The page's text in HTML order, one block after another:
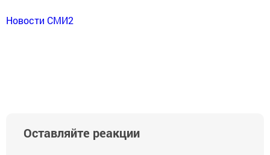
Новости СМИ2
Оставляйте реакции